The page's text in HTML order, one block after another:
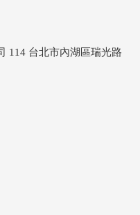
114 台北市內湖區瑞光路